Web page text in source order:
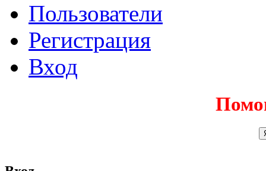
Пользователи
Регистрация
Вход